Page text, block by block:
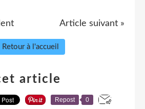
Article suivant »
Retour à l'accueil
article
Repost 0